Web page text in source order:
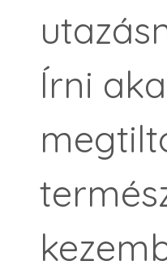
Írni